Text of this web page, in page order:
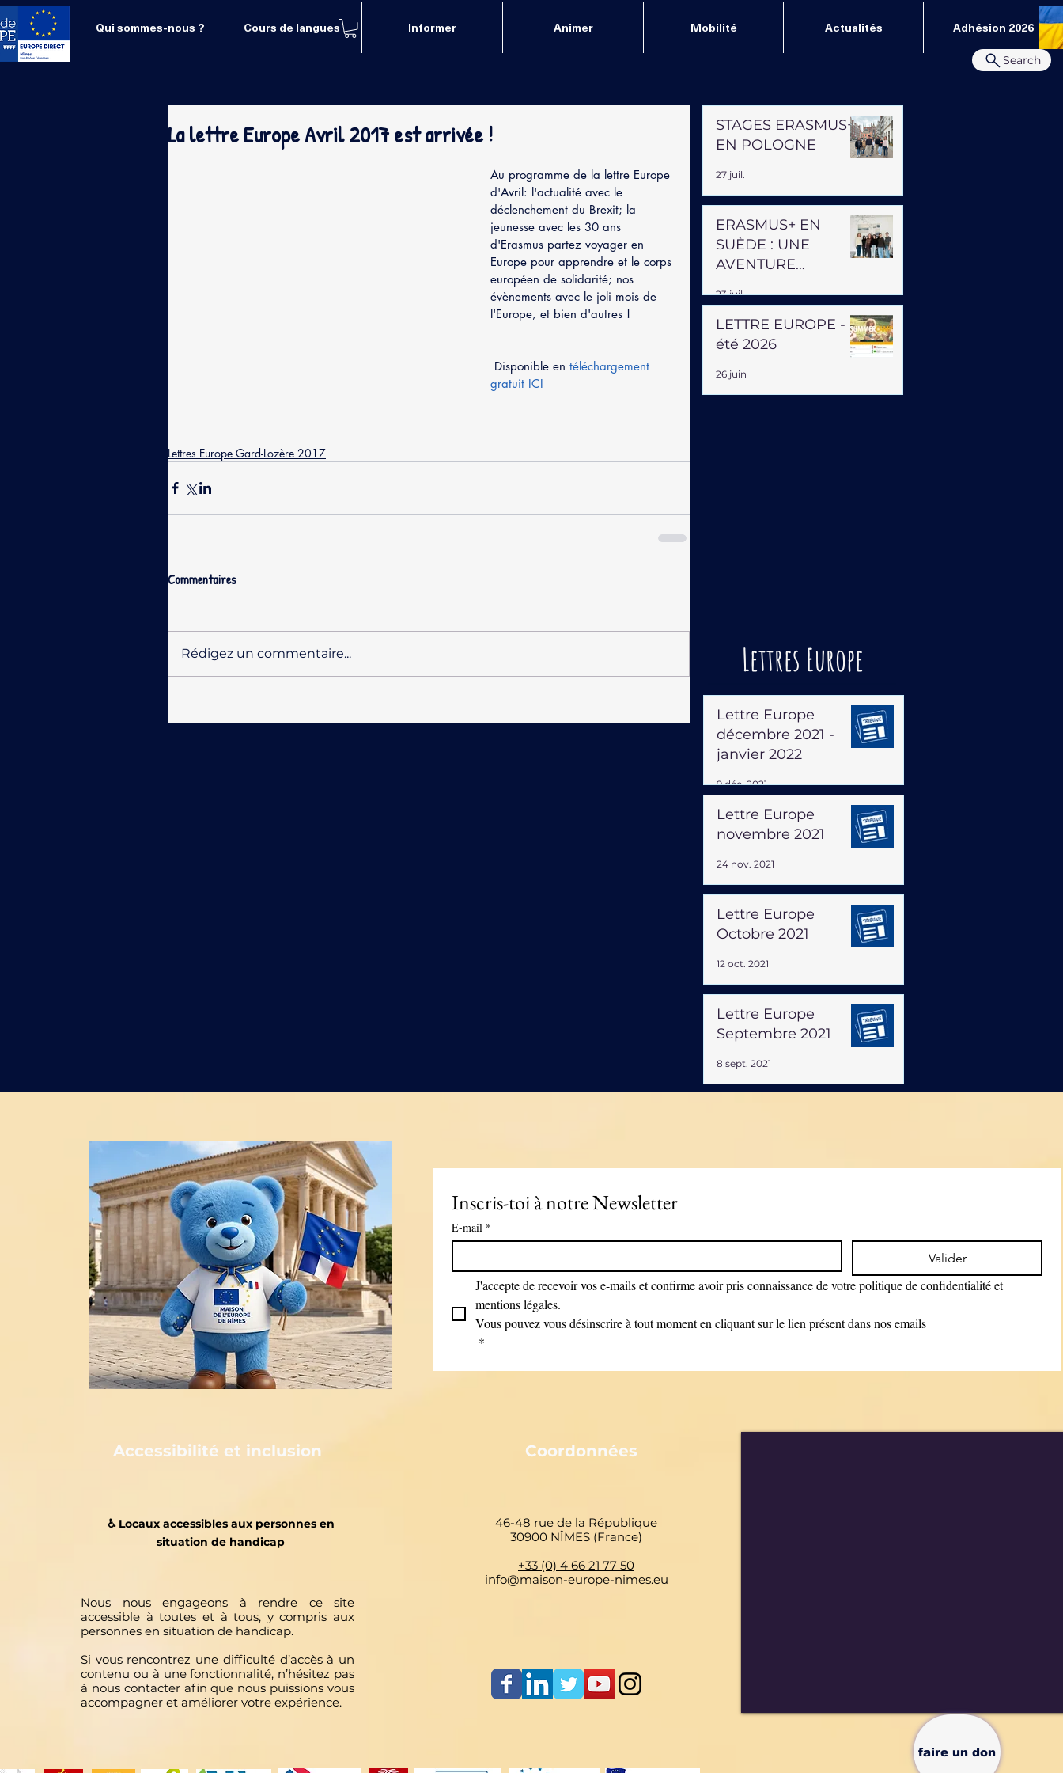
Search
Qui sommes-nous ? Cours de langues Informer Animer Mobilité Actualités Adhésion 2026
La lettre Europe Avril 2017 est arrivée !
Au programme de la lettre Europe
d'Avril: l'actualité avec le
déclenchement du Brexit; la
jeunesse avec les 30 ans
d'Erasmus partez voyager en
Europe pour apprendre et le corps
européen de solidarité; nos
évènements avec le joli mois de
l'Europe, et bien d'autres !
Disponible en téléchargement
gratuit ICI
Lettres Europe Gard-Lozère 2017
Commentaires
Rédigez un commentaire...
STAGES ERASMUS+
EN POLOGNE
27 juil.
ERASMUS+ EN
SUÈDE : UNE
AVENTURE
ET HUMAINE
23 juil.
LETTRE EUROPE -
été 2026
26 juin
Lettres Europe
Lettre Europe
décembre 2021 -
janvier 2022
9 déc. 2021
Lettre Europe
novembre 2021
24 nov. 2021
Lettre Europe
Octobre 2021
12 oct. 2021
Lettre Europe
Septembre 2021
8 sept. 2021
faire un don
Accessibilité et inclusion
♿️ Locaux accessibles aux personnes en
situation de handicap
Nous nous engageons à rendre ce site
accessible à toutes et à tous, y compris aux
personnes en situation de handicap.
Si vous rencontrez une difficulté d’accès à un
contenu ou à une fonctionnalité, n’hésitez pas
à nous contacter afin que nous puissions vous
accompagner et améliorer votre expérience.
Inscris-toi à notre Newsletter
E-mail *
Valider
J'accepte de recevoir vos e-mails et confirme avoir pris connaissance de votre politique de confidentialité et
mentions légales.
Vous pouvez vous désinscrire à tout moment en cliquant sur le lien présent dans nos emails
*
Coordonnées
46-48 rue de la République
30900 NÎMES (France)
+33 (0) 4 66 21 77 50
info@maison-europe-nimes.eu